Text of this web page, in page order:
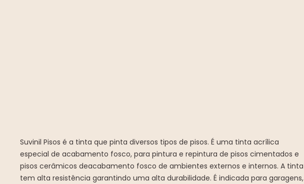
Suvinil Pisos é a tinta que pinta diversos tipos de pisos. É uma tinta acrílica
especial de acabamento fosco, para pintura e repintura de pisos cimentados e
pisos cerâmicos deacabamento fosco de ambientes externos e internos. A tinta
tem alta resistência garantindo uma alta durabilidade. É indicada para garagens,